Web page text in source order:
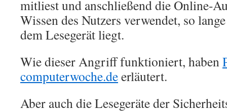
mitliest und anschließend die Online-
Wissen des Nutzers verwendet, so
dem Lesegerät liegt.
Wie dieser Angriff funktioniert, haben
computerwoche.deerläutert.
Aber auch die Lesegeräte der